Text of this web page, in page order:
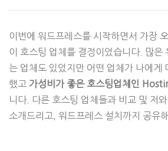
이번에 워드프레스를 시작하면서 가장
이 호스팅 업체를 결정이었습니다. 많은
는 업체도 있었지만 어떤 업체가 나에게
했고 가성비가 좋은 호스팅업체인
니다. 다른 호스팅 업체들과 비교 및 저
소개드리고, 워드프레스 설치까지 공유